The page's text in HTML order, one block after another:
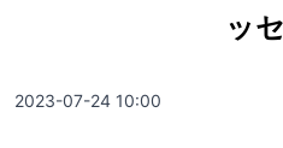
ッ
2023-07-24 10:00